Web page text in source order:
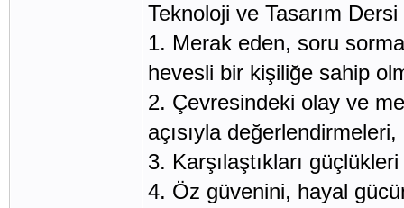
Teknoloji ve Tasarım
1. Merak eden, soru
hevesli bir kişiliğe sahip
2. Çevresindeki olay ve
açısıyla değerlendirmeleri,
3. Karşılaştıkları
4. Öz güvenini, hayal